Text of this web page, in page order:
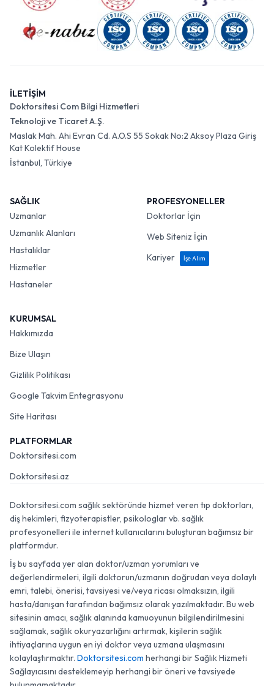
İLETİŞİM
Doktorsitesi Com Bilgi Hizmetleri
Teknoloji ve Ticaret A.Ş.
Maslak Mah. Ahi Evran Cd. A.O.S 55 Sokak No:2 Aksoy Plaza Giriş
Kat Kolektif House
İstanbul, Türkiye
SAĞLIK
Uzmanlar
Uzmanlık Alanları
Hastalıklar
Hizmetler
Hastaneler
PROFESYONELLER
Doktorlar İçin
Web Siteniz İçin
Kariyer
İşe Alım
KURUMSAL
Hakkımızda
Bize Ulaşın
Gizlilik Politikası
Google Takvim Entegrasyonu
Site Haritası
PLATFORMLAR
Doktorsitesi.com
Doktorsitesi.az
Doktorsitesi.com sağlık sektöründe hizmet veren tıp doktorları,
diş hekimleri, fizyoterapistler, psikologlar vb. sağlık
profesyonelleri ile internet kullanıcılarını buluşturan bağımsız bir
platformdur.
İş bu sayfada yer alan doktor/uzman yorumları ve
değerlendirmeleri, ilgili doktorun/uzmanın doğrudan veya dolaylı
emri, talebi, önerisi, tavsiyesi ve/veya ricası olmaksızın, ilgili
hasta/danışan tarafından bağımsız olarak yazılmaktadır. Bu web
sitesinin amacı, sağlık alanında kamuoyunun bilgilendirilmesini
sağlamak, sağlık okuryazarlığını artırmak, kişilerin sağlık
ihtiyaçlarına uygun en iyi doktor veya uzmana ulaşmasını
kolaylaştırmaktır. Doktorsitesi.com herhangi bir Sağlık Hizmeti
Sağlayıcısını desteklemeyip herhangi bir öneri ve tavsiyede